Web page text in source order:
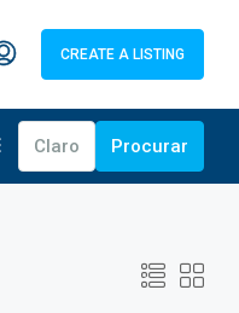
CREATE A LISTING
Claro Procurar